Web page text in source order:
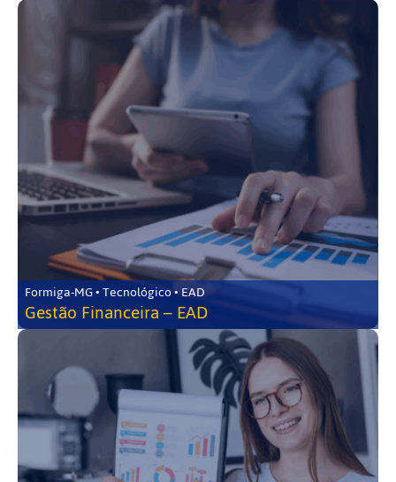
Formiga-MG • Tecnológico • EAD
Gestão Financeira – EAD